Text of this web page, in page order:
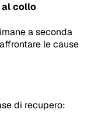
al collo
a seconda
le cause
di recupero: